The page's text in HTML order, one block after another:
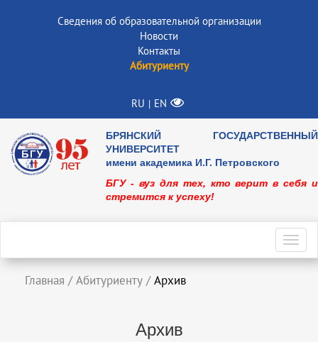
Сведения об образовательной организации
Новости
Контакты
Абитуриенту
RU | EN
БРЯНСКИЙ ГОСУДАРСТВЕННЫЙ
УНИВЕРСИТЕТ
имени академика И.Г. Петровского
БГУ - вуз для тех, кто верит в себя и
стремится к успеху!
Главная / Абитуриенту / Архив
Архив